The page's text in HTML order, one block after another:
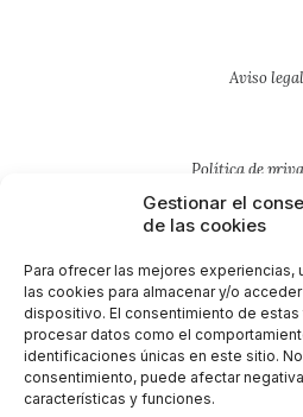
Gestionar el
de las cookies
Para ofrecer las mejores experiencias,
las cookies para almacenar y/o
dispositivo. El consentimiento de
procesar datos como el
identificaciones únicas en este sitio.
consentimiento, puede afectar
características y funciones.
Aviso legal
Política de
Política de
Diseño por